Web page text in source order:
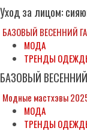
Уход за лицом:
БАЗОВЫЙ ВЕСЕННИЙ
МОДА
ТРЕНДЫ
БАЗОВЫЙ
Модные мастхэвы
МОДА
ТРЕНДЫ